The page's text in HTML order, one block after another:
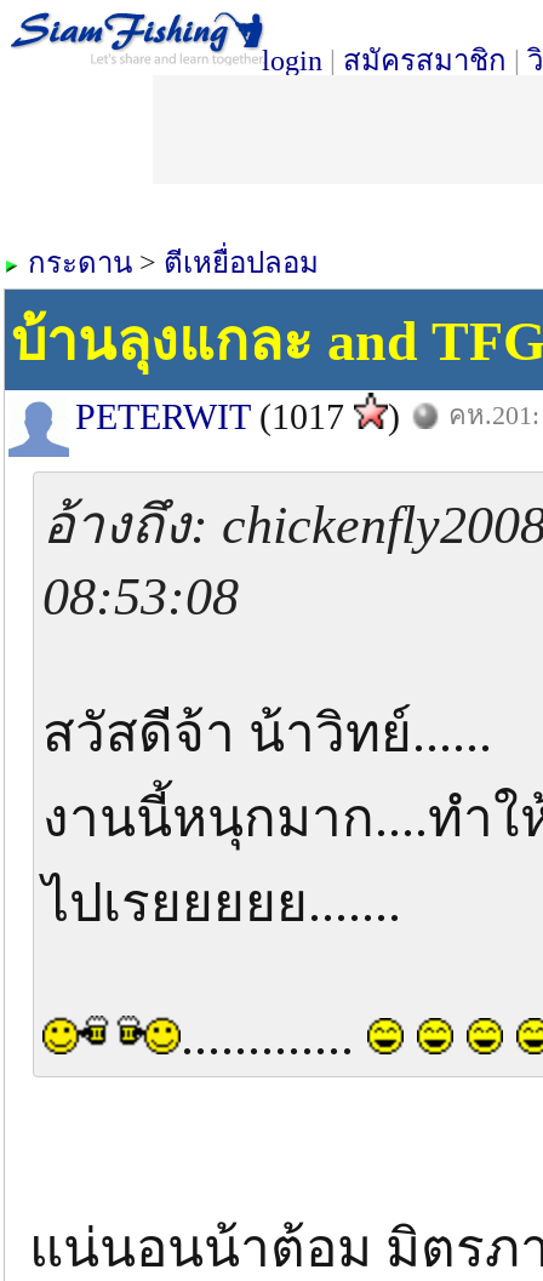
login | สมัครสมาชิก |
กระดาน > ตีเหยื่อปลอม
บ้านลุงแกละ and
PETERWIT(1017 ) คห
อ้างถึง:
08:53:08
สวัสดีจ้า น้าวิทย์......
งานนี้หนุกมาก....ทำ
ไปเรยยยยย.......
.............
แน่นอนน้าต้อม มิตรภ